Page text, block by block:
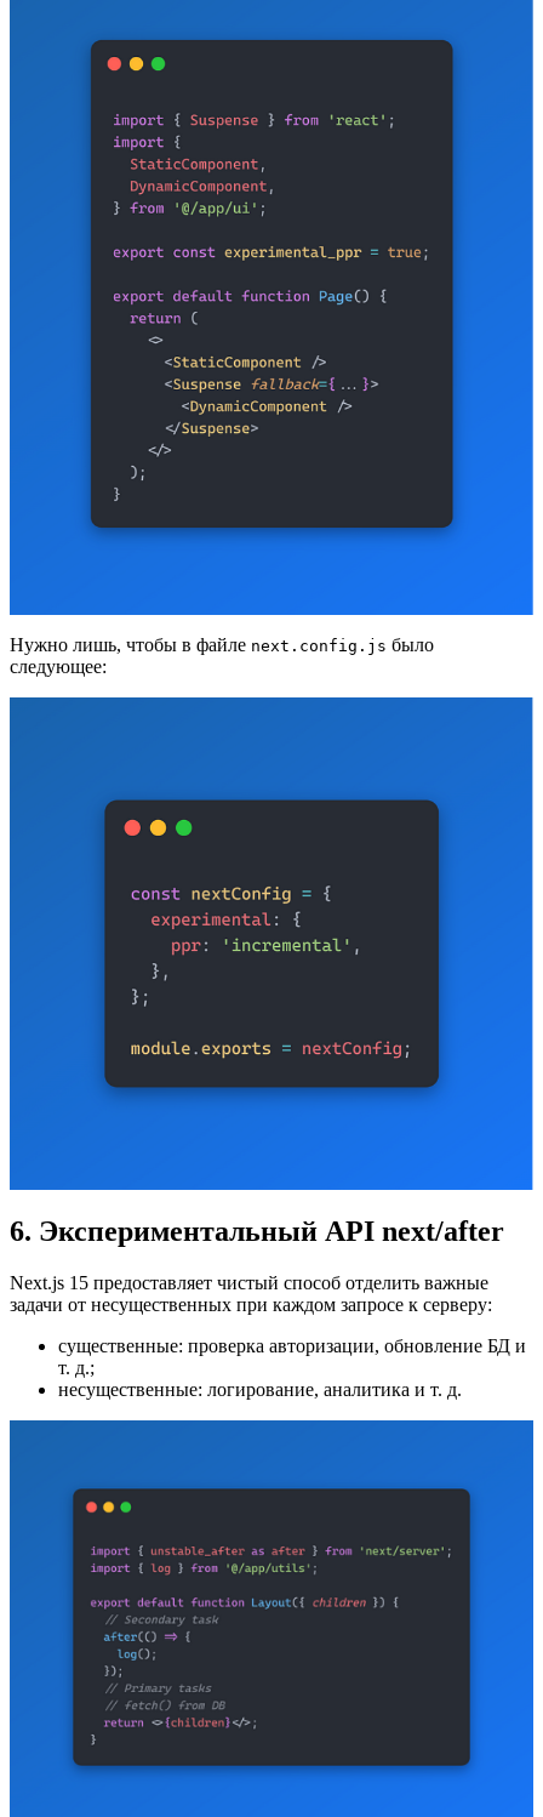
Нужно лишь, чтобы в файле next.config.js было
следующее:
6. Экспериментальный API next/after
Next.js 15 предоставляет чистый способ отделить важные
задачи от несущественных при каждом запросе к серверу:
существенные: проверка авторизации, обновление БД и
т. д.;
несущественные: логирование, аналитика и т. д.